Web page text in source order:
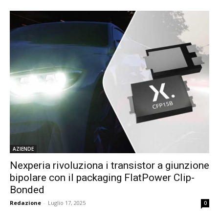
AZIENDE
Nexperia rivoluziona i transistor a giunzione
bipolare con il packaging FlatPower Clip-
Bonded
Redazione - Luglio 17, 2025 0